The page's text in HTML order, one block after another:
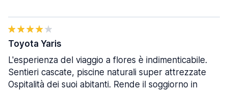
Toyota Yaris
L'esperienza del viaggio a flores è indimenticabile.
Sentieri cascate, piscine naturali super attrezzate
Ospitalità dei suoi abitanti. Rende il soggiorno in